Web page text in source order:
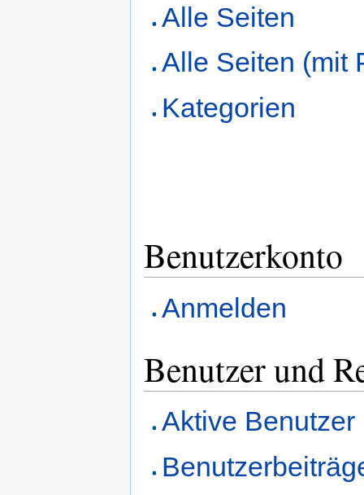
Alle Seiten
Alle Seiten (mit
Kategorien
Benutzerkonto
Anmelden
Benutzer und
Aktive Benutzer